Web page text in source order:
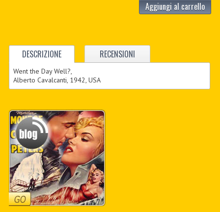
Aggiungi al carrello
DESCRIZIONE RECENSIONI
Went the Day Well?,
Alberto Cavalcanti, 1942, USA